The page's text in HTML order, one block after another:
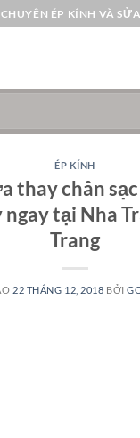
ÉP KÍNH VÀ
ÉP KÍNH
thay chân
tại Nha
Trang
22 THÁNG 12, 2018 BỞI